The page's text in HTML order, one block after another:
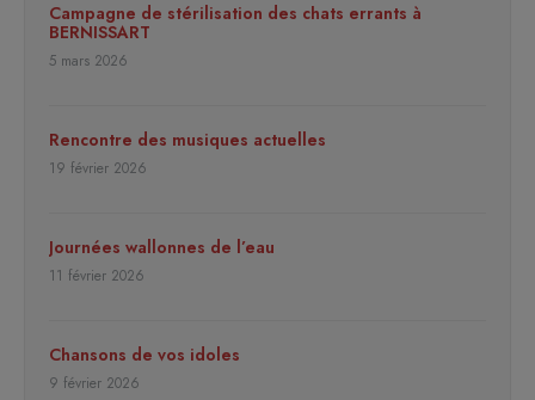
Campagne de stérilisation des chats errants à
BERNISSART
5 mars 2026
Rencontre des musiques actuelles
19 février 2026
Journées wallonnes de l’eau
11 février 2026
Chansons de vos idoles
9 février 2026